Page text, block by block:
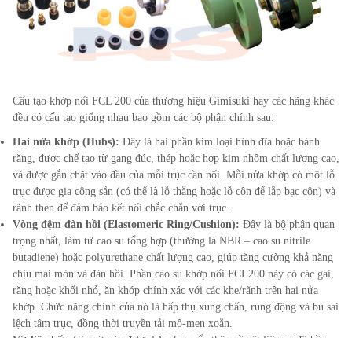
Cấu tạo khớp nối FCL 200 của thương hiệu Gimisuki hay các hãng khác
đều có cấu tạo giống nhau bao gồm các bộ phận chính sau:
Hai nửa khớp (Hubs): Đây là hai phần kim loại hình đĩa hoặc bánh
răng, được chế tạo từ gang đúc, thép hoặc hợp kim nhôm chất lượng cao,
và được gắn chặt vào đầu của mỗi trục cần nối. Mỗi nửa khớp có một lỗ
trục được gia công sẵn (có thể là lỗ thẳng hoặc lỗ côn để lắp bạc côn) và
rãnh then để đảm bảo kết nối chắc chắn với trục.
Vòng đệm đàn hồi (Elastomeric Ring/Cushion): Đây là bộ phận quan
trọng nhất, làm từ cao su tổng hợp (thường là NBR – cao su nitrile
butadiene) hoặc polyurethane chất lượng cao, giúp tăng cường khả năng
chịu mài mòn và đàn hồi. Phần cao su khớp nối FCL200 này có các gai,
răng hoặc khối nhỏ, ăn khớp chính xác với các khe/rãnh trên hai nửa
khớp. Chức năng chính của nó là hấp thụ xung chấn, rung động và bù sai
lệch tâm trục, đồng thời truyền tải mô-men xoắn.